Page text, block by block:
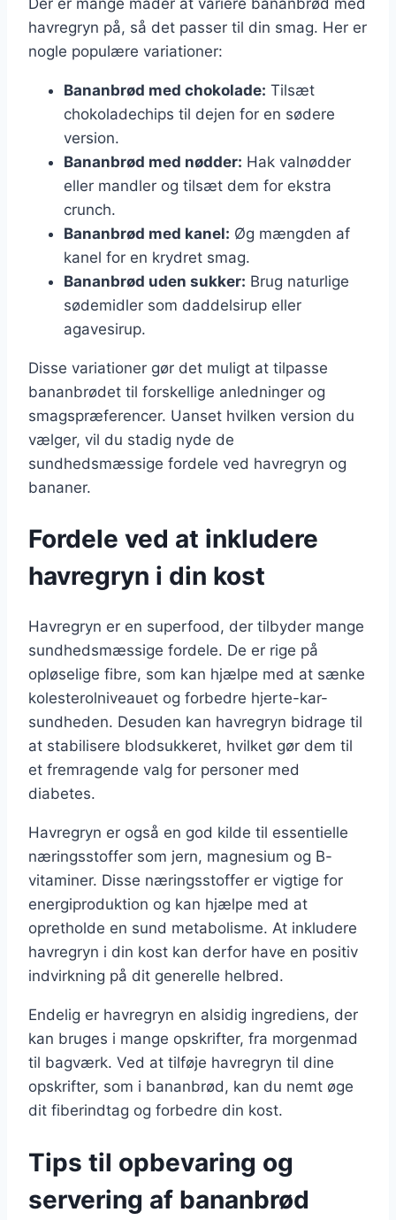
havregryn på, så det passer til din smag. Her er
nogle populære variationer:
Bananbrød med chokolade: Tilsæt
chokoladechips til dejen for en sødere
version.
Bananbrød med nødder: Hak valnødder
eller mandler og tilsæt dem for ekstra
crunch.
Bananbrød med kanel: Øg mængden af
kanel for en krydret smag.
Bananbrød uden sukker: Brug naturlige
sødemidler som daddelsirup eller
agavesirup.
Disse variationer gør det muligt at tilpasse
bananbrødet til forskellige anledninger og
smagspræferencer. Uanset hvilken version du
vælger, vil du stadig nyde de
sundhedsmæssige fordele ved havregryn og
bananer.
Fordele ved at inkludere
havregryn i din kost
Havregryn er en superfood, der tilbyder mange
sundhedsmæssige fordele. De er rige på
opløselige fibre, som kan hjælpe med at sænke
kolesterolniveauet og forbedre hjerte-kar-
sundheden. Desuden kan havregryn bidrage til
at stabilisere blodsukkeret, hvilket gør dem til
et fremragende valg for personer med
diabetes.
Havregryn er også en god kilde til essentielle
næringsstoffer som jern, magnesium og B-
vitaminer. Disse næringsstoffer er vigtige for
energiproduktion og kan hjælpe med at
opretholde en sund metabolisme. At inkludere
havregryn i din kost kan derfor have en positiv
indvirkning på dit generelle helbred.
Endelig er havregryn en alsidig ingrediens, der
kan bruges i mange opskrifter, fra morgenmad
til bagværk. Ved at tilføje havregryn til dine
opskrifter, som i bananbrød, kan du nemt øge
dit fiberindtag og forbedre din kost.
Tips til opbevaring og
servering af bananbrød